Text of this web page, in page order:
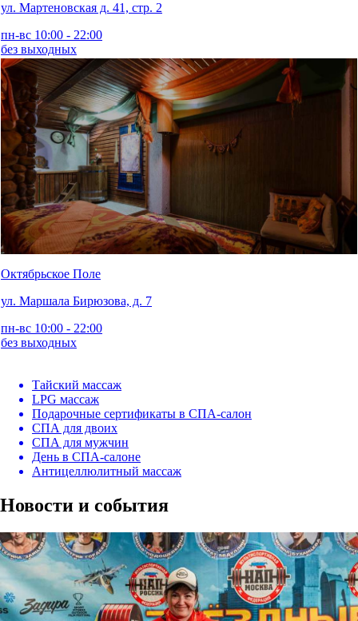
ул. Мартеновская д. 41, стр. 2
пн-вс 10:00 - 22:00
без выходных
Октябрьское Поле
ул. Маршала Бирюзова, д. 7
пн-вс 10:00 - 22:00
без выходных
Тайский массаж
LPG массаж
Подарочные сертификаты в СПА-салон
СПА для двоих
СПА для мужчин
День в СПА-салоне
Антицеллюлитный массаж
Новости и события